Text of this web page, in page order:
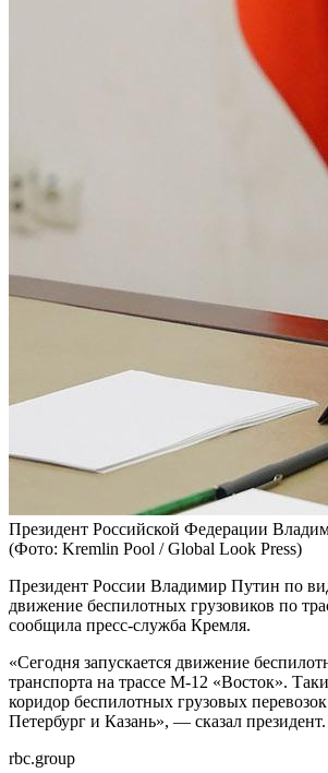
Президент Российской Федерации
(Фото: Kremlin Pool / Global Look Press)
Президент России Владимир Путин по
движение беспилотных грузовиков по
сообщила пресс-служба Кремля.
«Сегодня запускается движение
транспорта на трассе М-12 «Восток».
коридор беспилотных грузовых
Петербург и Казань», — сказал президент.
rbc.group